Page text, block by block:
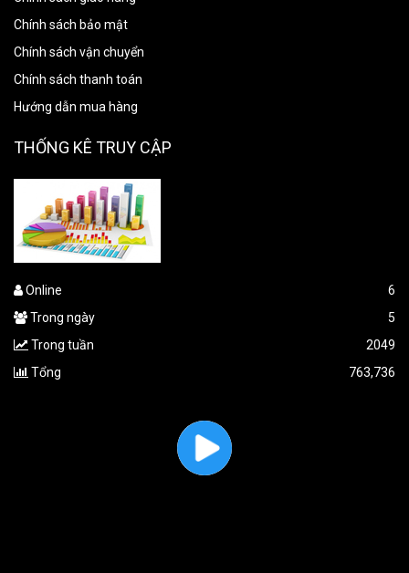
Chính sách bảo mật
Chính sách vận chuyển
Chính sách thanh toán
Hướng dẫn mua hàng
THỐNG KÊ TRUY CẬP
Online
6
Trong ngày
5
Trong tuần
2049
Tổng
763,736